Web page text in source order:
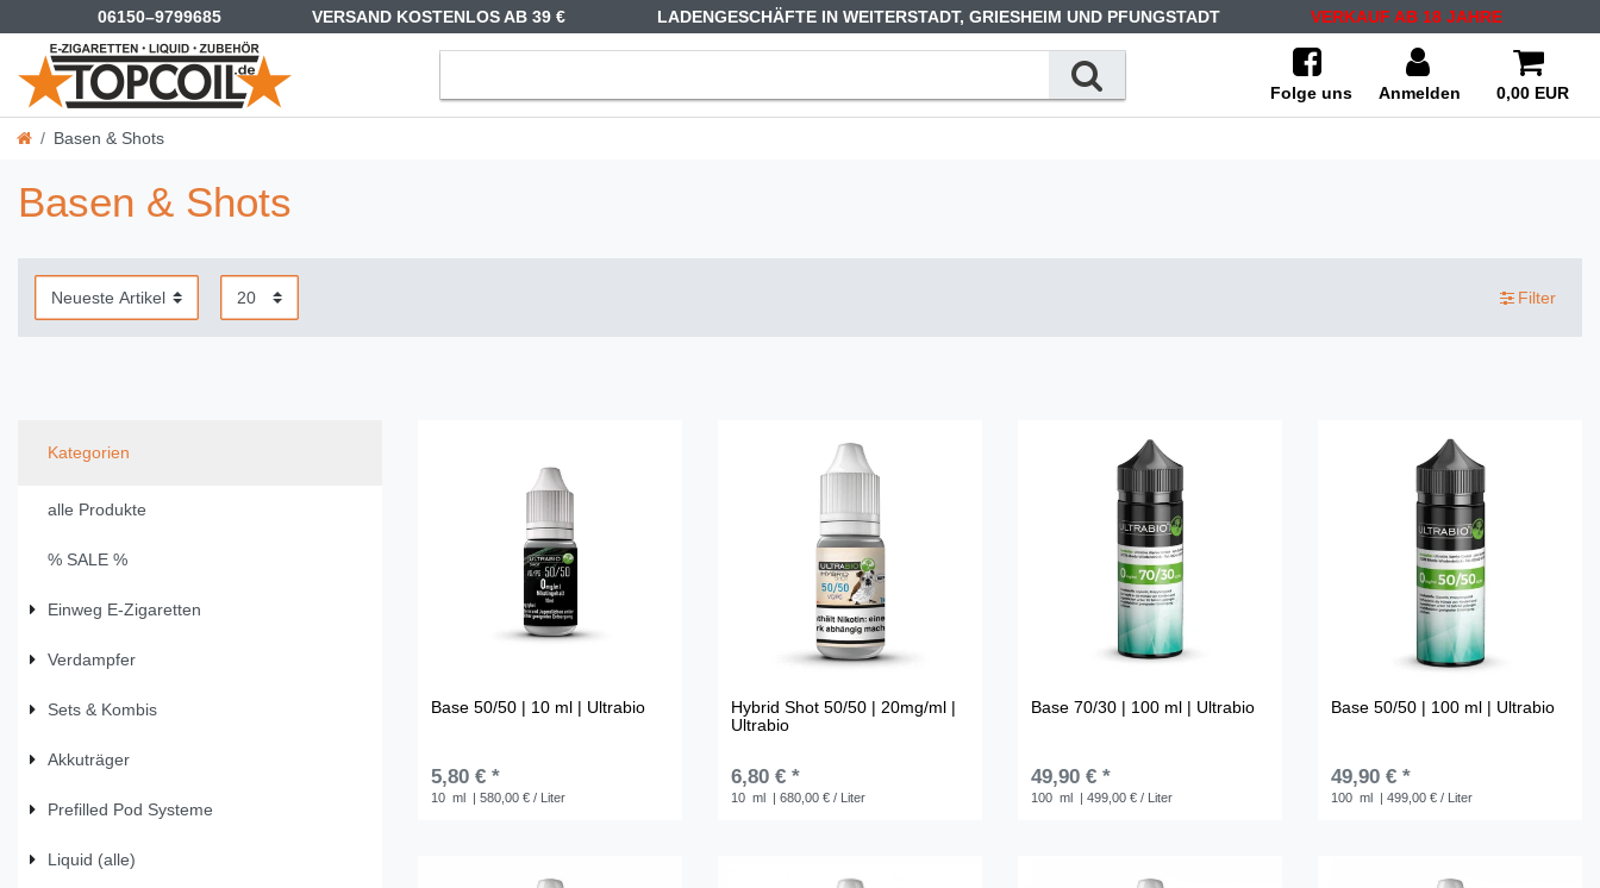
06150–9799685 VERSAND KOSTENLOS AB 39 € LADENGESCHÄFTE IN WEITERSTADT, GRIESHEIM UND PFUNGSTADT VERKAUF AB 18 JAHRE
Folge uns Anmelden 0,00 EUR
Basen & Shots
Basen & Shots
Filter
Kategorien
alle Produkte
% SALE %
Einweg E-Zigaretten
Verdampfer
Sets & Kombis
Akkuträger
Prefilled Pod Systeme
Liquid (alle)
Base 50/50 | 10 ml | Ultrabio
5,80 € *
10 ml | 580,00 € / Liter
Hybrid Shot 50/50 | 20mg/ml |
Ultrabio
6,80 € *
10 ml | 680,00 € / Liter
Base 70/30 | 100 ml | Ultrabio
49,90 € *
100 ml | 499,00 € / Liter
Base 50/50 | 100 ml | Ultrabio
49,90 € *
100 ml | 499,00 € / Liter